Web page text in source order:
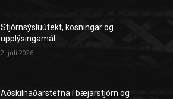
Stjórnsýsluútekt, kosningar og
upplýsingamál
2. júlí 2026
Aðskilnaðarstefna í bæjarstjórn og